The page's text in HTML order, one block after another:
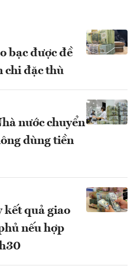
bạc được đề
chi đặc thù
nước chuyển
dùng tiền
kết quả giao
nếu hợp